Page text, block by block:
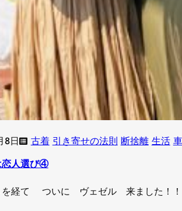
8日 古着 引き寄せの法則 断捨離 生活 車
恋人選び④
を経て ついに ヴェゼル 来ました！